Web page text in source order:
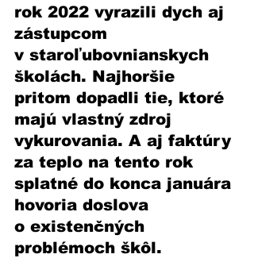
rok 2022 vyrazili dych aj
zástupcom
v staroľubovnianskych
školách. Najhoršie
pritom dopadli tie, ktoré
majú vlastný zdroj
vykurovania. A aj faktúry
za teplo na tento rok
splatné do konca januára
hovoria doslova
o existenčných
problémoch škôl.